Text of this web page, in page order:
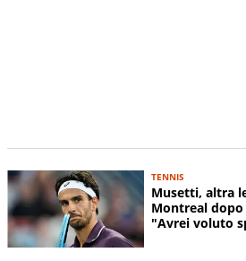
TENNIS
Musetti, altra
Montreal
"Avrei voluto